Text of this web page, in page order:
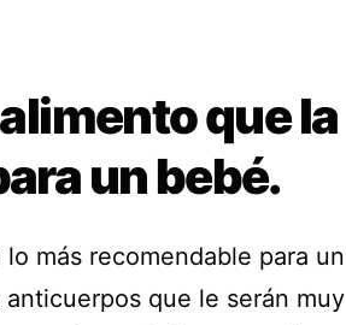
que la
un bebé.
más recomendable para un
que le serán muy